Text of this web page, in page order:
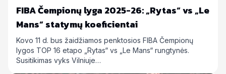
FIBA Čempionų lyga 2025-26: „Rytas“ vs „Le
Mans“ statymų koeficientai
Kovo 11 d. bus žaidžiamos penktosios FIBA Čempionų
lygos TOP 16 etapo „Rytas“ vs „Le Mans“ rungtynės.
Susitikimas vyks Vilniuje…